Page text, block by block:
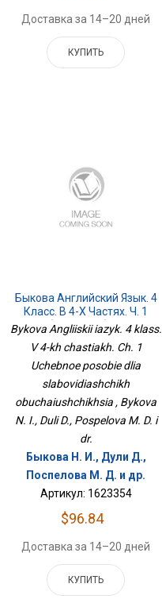
Доставка за 14–20 дней
КУПИТЬ
Быкова Английский Язык. 4
Класс. В 4-Х Частях. Ч. 1
Учебное Пособие Для
Слабовидящих
Обучающихся
Bykova Angliiskii iazyk. 4 klass.
V 4-kh chastiakh. Ch. 1
Uchebnoe posobie dlia
slabovidiashchikh
obuchaiushchikhsia , Bykova
N. I., Duli D., Pospelova M. D. i
dr.
Быкова Н. И., Дули Д.,
Поспелова М. Д. и др.
Артикул: 1623354
$96.84
Доставка за 14–20 дней
КУПИТЬ